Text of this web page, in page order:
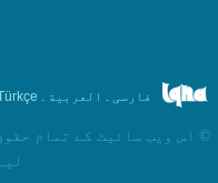
فارسی . العربیة .
© اس ویب سائیٹ کے تمام